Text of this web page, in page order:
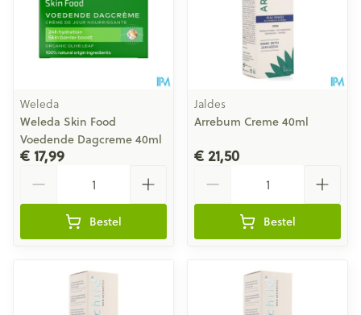
Weleda
Weleda Skin Food
Voedende Dagcreme 40ml
€ 17,99
Bestel
Jaldes
Arrebum Creme 40ml
€ 21,50
Bestel